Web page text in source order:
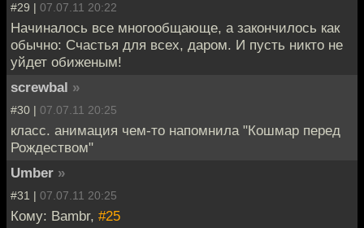
#29 | 07.07.11 20:22
Начиналось все многообщающе, а закончилось как
обычно: Счастья для всех, даром. И пусть никто не
уйдет обиженым!
screwbal »
#30 | 07.07.11 20:25
класс. анимация чем-то напомнила "Кошмар перед
Рождеством"
Umber »
#31 | 07.07.11 20:25
Кому: Bambr, #25